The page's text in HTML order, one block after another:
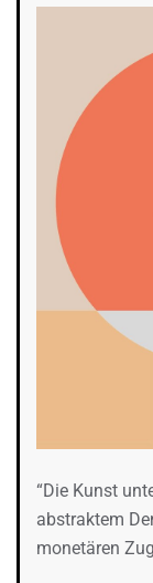
“Die Kunst
abstraktem
monetären